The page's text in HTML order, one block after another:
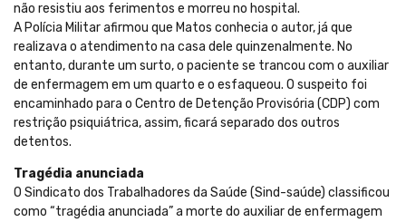
não resistiu aos ferimentos e morreu no hospital.
A Polícia Militar afirmou que Matos conhecia o autor, já que
realizava o atendimento na casa dele quinzenalmente. No
entanto, durante um surto, o paciente se trancou com o auxiliar
de enfermagem em um quarto e o esfaqueou. O suspeito foi
encaminhado para o Centro de Detenção Provisória (CDP) com
restrição psiquiátrica, assim, ficará separado dos outros
detentos.
Tragédia anunciada
O Sindicato dos Trabalhadores da Saúde (Sind-saúde) classificou
como “tragédia anunciada” a morte do auxiliar de enfermagem